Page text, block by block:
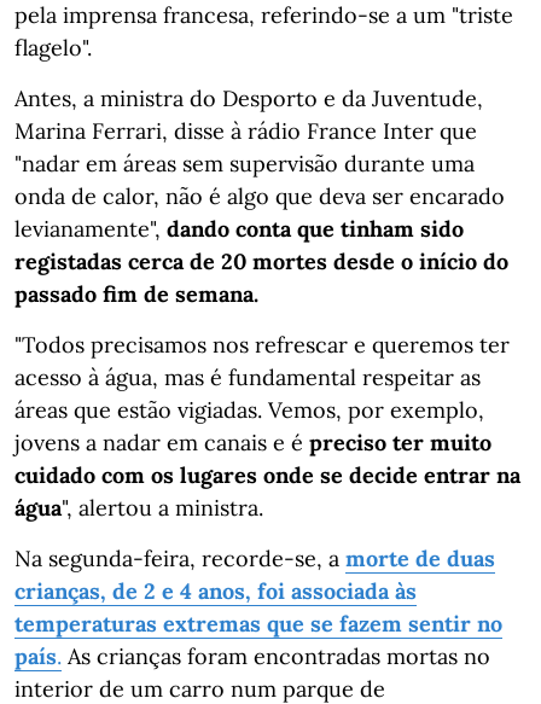
pela imprensa francesa, referindo-se a um "triste
flagelo".
Antes, a ministra do Desporto e da Juventude,
Marina Ferrari, disse à rádio France Inter que
"nadar em áreas sem supervisão durante uma
onda de calor, não é algo que deva ser encarado
levianamente", dando conta que tinham sido
registadas cerca de 20 mortes desde o início do
passado fim de semana.
"Todos precisamos nos refrescar e queremos ter
acesso à água, mas é fundamental respeitar as
áreas que estão vigiadas. Vemos, por exemplo,
jovens a nadar em canais e é preciso ter muito
cuidado com os lugares onde se decide entrar na
água", alertou a ministra.
Na segunda-feira, recorde-se, a morte de duas
crianças, de 2 e 4 anos, foi associada às
temperaturas extremas que se fazem sentir no
país. As crianças foram encontradas mortas no
interior de um carro num parque de